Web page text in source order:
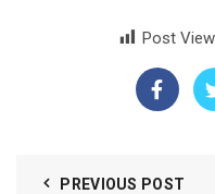
Post
PREVIOUS POST